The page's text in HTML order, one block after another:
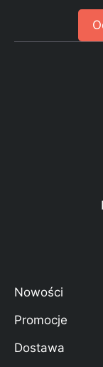
Nowości
Promocje
Dostawa